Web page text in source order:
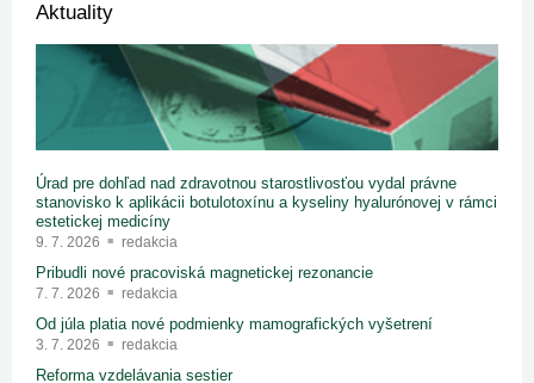
Aktuality
Úrad pre dohľad nad zdravotnou starostlivosťou vydal právne
stanovisko k aplikácii botulotoxínu a kyseliny hyalurónovej v rámci
estetickej medicíny
9. 7. 2026 redakcia
Pribudli nové pracoviská magnetickej rezonancie
7. 7. 2026 redakcia
Od júla platia nové podmienky mamografických vyšetrení
3. 7. 2026 redakcia
Reforma vzdelávania sestier